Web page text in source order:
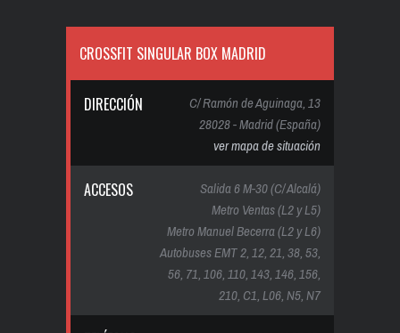
CROSSFIT SINGULAR BOX MADRID
DIRECCIÓN
C/ Ramón de Aguinaga, 13
28028 - Madrid (España)
ver mapa de situación
ACCESOS
Salida 6 M-30 (C/ Alcalá)
Metro Ventas (L2 y L5)
Metro Manuel Becerra (L2 y L6)
Autobuses EMT 2, 12, 21, 38, 53,
56, 71, 106, 110, 143, 146, 156,
210, C1, L06, N5, N7